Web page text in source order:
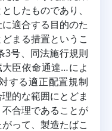
したものであり、
適合する目的のた
まる措置というこ
3号、同法施行規則
臣依命通達…によ
する適正配置規制
的な範囲にとどま
合理であることが
って、製造たばこ